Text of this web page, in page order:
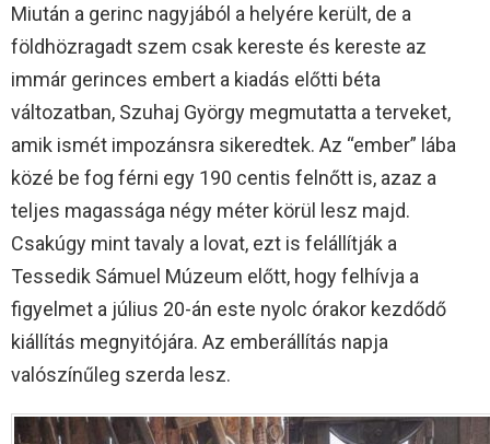
Miután a gerinc nagyjából a helyére került, de a
földhözragadt szem csak kereste és kereste az
immár gerinces embert a kiadás előtti béta
változatban, Szuhaj György megmutatta a terveket,
amik ismét impozánsra sikeredtek. Az “ember” lába
közé be fog férni egy 190 centis felnőtt is, azaz a
teljes magassága négy méter körül lesz majd.
Csakúgy mint tavaly a lovat, ezt is felállítják a
Tessedik Sámuel Múzeum előtt, hogy felhívja a
figyelmet a július 20-án este nyolc órakor kezdődő
kiállítás megnyitójára. Az emberállítás napja
valószínűleg szerda lesz.